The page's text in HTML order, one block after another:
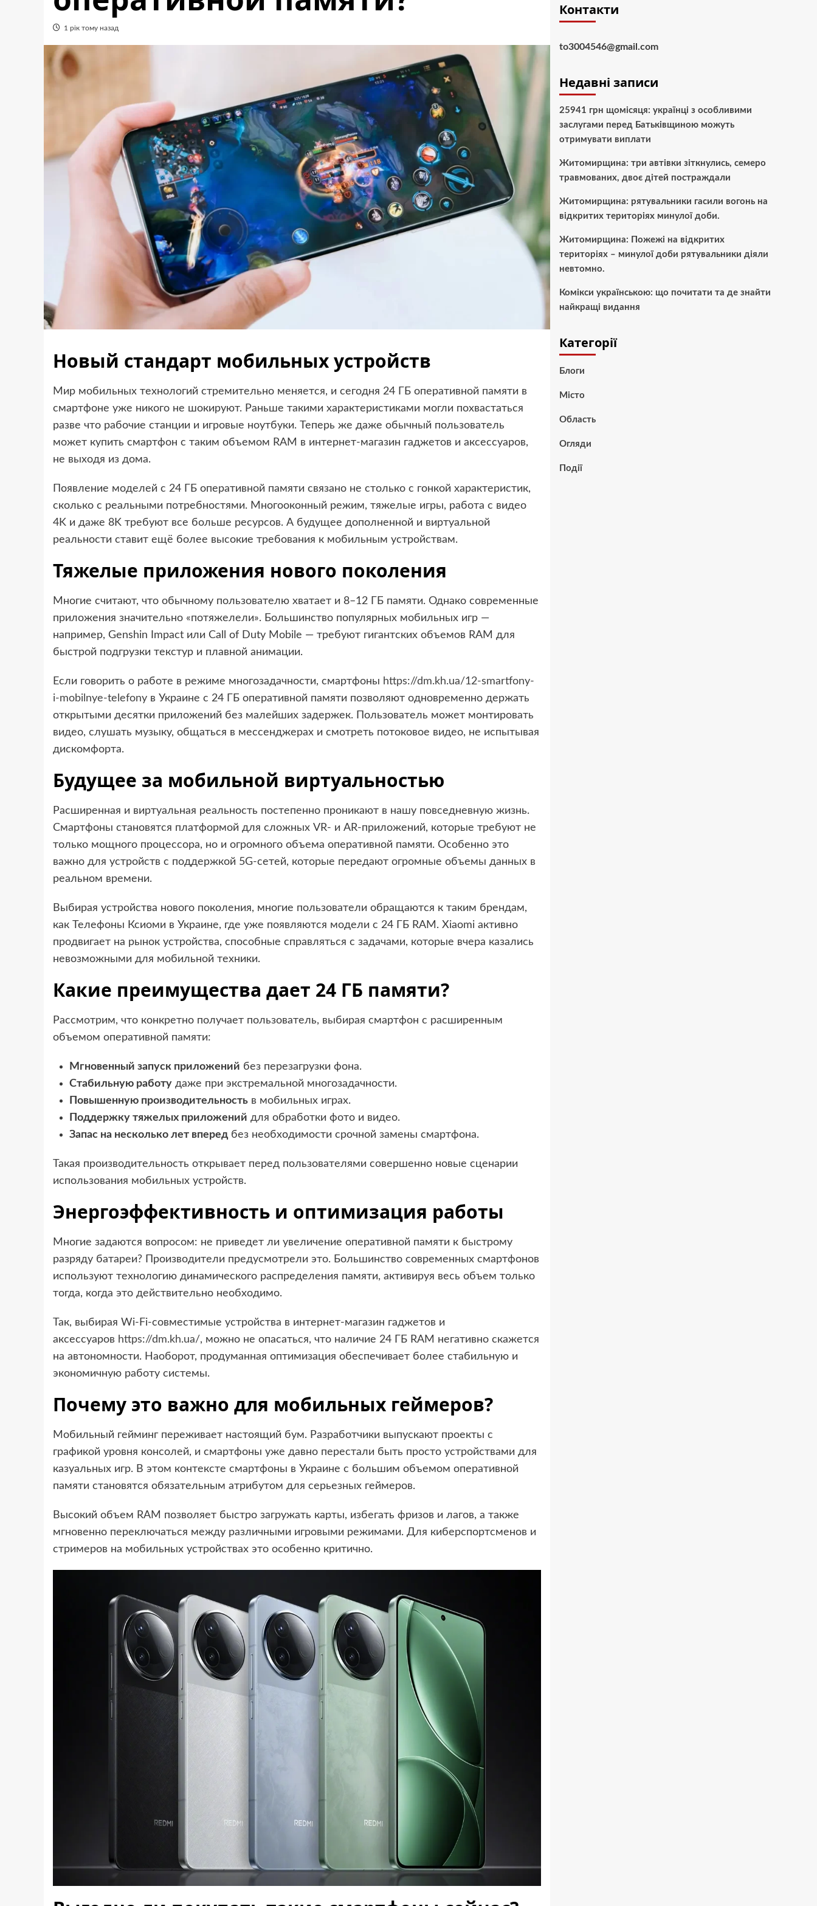
1 рік тому назад
Новый стандарт мобильных устройств
Мир мобильных технологий стремительно меняется, и сегодня 24 ГБ оперативной памяти в
смартфоне уже никого не шокируют. Раньше такими характеристиками могли похвастаться
разве что рабочие станции и игровые ноутбуки. Теперь же даже обычный пользователь
может купить смартфон с таким объемом RAM в интернет-магазин гаджетов и аксессуаров,
не выходя из дома.
Появление моделей с 24 ГБ оперативной памяти связано не столько с гонкой характеристик,
сколько с реальными потребностями. Многооконный режим, тяжелые игры, работа с видео
4K и даже 8K требуют все больше ресурсов. А будущее дополненной и виртуальной
реальности ставит ещё более высокие требования к мобильным устройствам.
Тяжелые приложения нового поколения
Многие считают, что обычному пользователю хватает и 8–12 ГБ памяти. Однако современные
приложения значительно «потяжелели». Большинство популярных мобильных игр —
например, Genshin Impact или Call of Duty Mobile — требуют гигантских объемов RAM для
быстрой подгрузки текстур и плавной анимации.
Если говорить о работе в режиме многозадачности, смартфоны https://dm.kh.ua/12-smartfony-
i-mobilnye-telefony в Украине с 24 ГБ оперативной памяти позволяют одновременно держать
открытыми десятки приложений без малейших задержек. Пользователь может монтировать
видео, слушать музыку, общаться в мессенджерах и смотреть потоковое видео, не испытывая
дискомфорта.
Будущее за мобильной виртуальностью
Расширенная и виртуальная реальность постепенно проникают в нашу повседневную жизнь.
Смартфоны становятся платформой для сложных VR- и AR-приложений, которые требуют не
только мощного процессора, но и огромного объема оперативной памяти. Особенно это
важно для устройств с поддержкой 5G-сетей, которые передают огромные объемы данных в
реальном времени.
Выбирая устройства нового поколения, многие пользователи обращаются к таким брендам,
как Телефоны Ксиоми в Украине, где уже появляются модели с 24 ГБ RAM. Xiaomi активно
продвигает на рынок устройства, способные справляться с задачами, которые вчера казались
невозможными для мобильной техники.
Какие преимущества дает 24 ГБ памяти?
Рассмотрим, что конкретно получает пользователь, выбирая смартфон с расширенным
объемом оперативной памяти:
Мгновенный запуск приложений без перезагрузки фона.
Стабильную работу даже при экстремальной многозадачности.
Повышенную производительность в мобильных играх.
Поддержку тяжелых приложений для обработки фото и видео.
Запас на несколько лет вперед без необходимости срочной замены смартфона.
Такая производительность открывает перед пользователями совершенно новые сценарии
использования мобильных устройств.
Энергоэффективность и оптимизация работы
Многие задаются вопросом: не приведет ли увеличение оперативной памяти к быстрому
разряду батареи? Производители предусмотрели это. Большинство современных смартфонов
используют технологию динамического распределения памяти, активируя весь объем только
тогда, когда это действительно необходимо.
Так, выбирая Wi-Fi-совместимые устройства в интернет-магазин гаджетов и
аксессуаров https://dm.kh.ua/, можно не опасаться, что наличие 24 ГБ RAM негативно скажется
на автономности. Наоборот, продуманная оптимизация обеспечивает более стабильную и
экономичную работу системы.
Почему это важно для мобильных геймеров?
Мобильный гейминг переживает настоящий бум. Разработчики выпускают проекты с
графикой уровня консолей, и смартфоны уже давно перестали быть просто устройствами для
казуальных игр. В этом контексте смартфоны в Украине с большим объемом оперативной
памяти становятся обязательным атрибутом для серьезных геймеров.
Высокий объем RAM позволяет быстро загружать карты, избегать фризов и лагов, а также
мгновенно переключаться между различными игровыми режимами. Для киберспортсменов и
стримеров на мобильных устройствах это особенно критично.
Контакти
to3004546@gmail.com
Недавні записи
25941 грн щомісяця: українці з особливими
заслугами перед Батьківщиною можуть
отримувати виплати
Житомирщина: три автівки зіткнулись, семеро
травмованих, двоє дітей постраждали
Житомирщина: рятувальники гасили вогонь на
відкритих територіях минулої доби.
Житомирщина: Пожежі на відкритих
територіях – минулої доби рятувальники діяли
невтомно.
Комікси українською: що почитати та де знайти
найкращі видання
Категорії
Блоги
Місто
Область
Огляди
Події